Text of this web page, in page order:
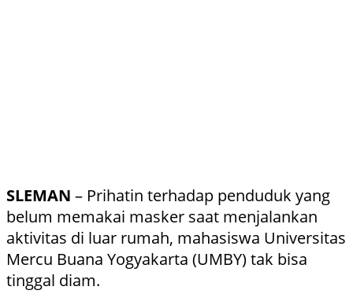
SLEMAN – Prihatin terhadap penduduk yang
belum memakai masker saat menjalankan
aktivitas di luar rumah, mahasiswa Universitas
Mercu Buana Yogyakarta (UMBY) tak bisa
tinggal diam.